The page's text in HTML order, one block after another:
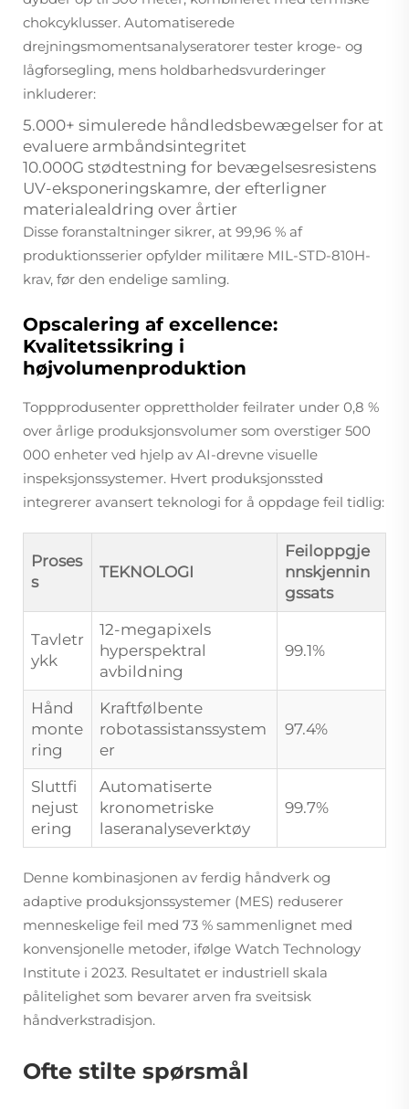
chokcyklusser. Automatiserede
drejningsmomentsanalyseratorer tester kroge- og
lågforsegling, mens holdbarhedsvurderinger
inkluderer:
5.000+ simulerede håndledsbewægelser for at
evaluere armbåndsintegritet
10.000G stødtestning for bevægelsesresistens
UV-eksponeringskamre, der efterligner
materialealdring over årtier
Disse foranstaltninger sikrer, at 99,96 % af
produktionsserier opfylder militære MIL-STD-810H-
krav, før den endelige samling.
Opscalering af excellence:
Kvalitetssikring i
højvolumenproduktion
Toppprodusenter opprettholder feilrater under 0,8 %
over årlige produksjonsvolumer som overstiger 500
000 enheter ved hjelp av AI-drevne visuelle
inspeksjonssystemer. Hvert produksjonssted
integrerer avansert teknologi for å oppdage feil tidlig:
Proses
s
TEKNOLOGI
Feiloppgje
nnskjennin
gssats
Tavletr
ykk
12-megapixels
hyperspektral
avbildning
99.1%
Hånd
monte
ring
Kraftfølbente
robotassistanssystem
er
97.4%
Sluttfi
nejust
ering
Automatiserte
kronometriske
laseranalyseverktøy
99.7%
Denne kombinasjonen av ferdig håndverk og
adaptive produksjonssystemer (MES) reduserer
menneskelige feil med 73 % sammenlignet med
konvensjonelle metoder, ifølge Watch Technology
Institute i 2023. Resultatet er industriell skala
pålitelighet som bevarer arven fra sveitsisk
håndverkstradisjon.
Ofte stilte spørsmål